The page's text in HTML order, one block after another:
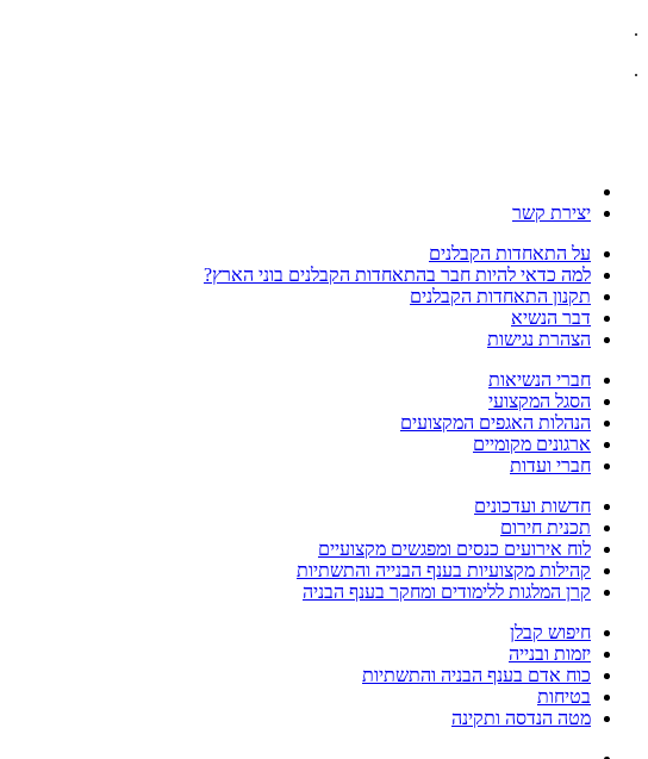
.
.
יצירת קשר
על התאחדות הקבלנים
למה כדאי להיות חבר בהתאחדות הקבלנים בוני הארץ?
תקנון התאחדות הקבלנים
דבר הנשיא
הצהרת נגישות
חברי הנשיאות
הסגל המקצועי
הנהלות האגפים המקצועים
ארגונים מקומיים
חברי ועדות
חדשות ועדכונים
תכנית חירום
לוח אירועים כנסים ומפגשים מקצועיים
קהילות מקצועיות בענף הבנייה והתשתיות
קרן המלגות ללימודים ומחקר בענף הבניה
חיפוש קבלן
יזמות ובנייה
כוח אדם בענף הבניה והתשתיות
בטיחות
מטה הנדסה ותקינה